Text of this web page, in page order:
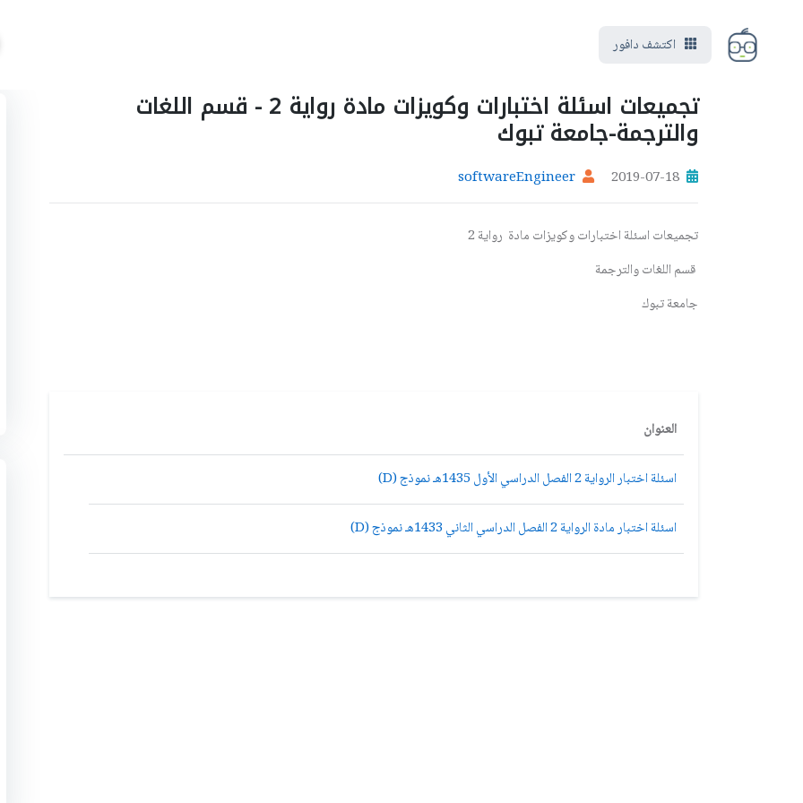
اكتشف دافور
تجميعات اسئلة اختبارات وكويزات مادة رواية 2 - قسم اللغات
والترجمة-جامعة تبوك
2019-07-18
softwareEngineer
تجميعات اسئلة اختبارات وكويزات مادة رواية 2
قسم اللغات والترجمة
جامعة تبوك
العنوان
اسئلة اختبار الرواية 2 الفصل الدراسي الأول 1435هـ نموذج (D)
اسئلة اختبار مادة الرواية 2 الفصل الدراسي الثاني 1433هـ نموذج (D)